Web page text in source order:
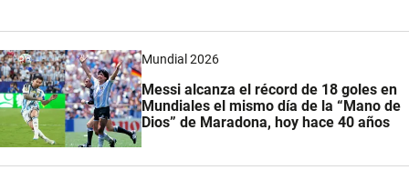
Mundial 2026
Messi alcanza el récord de 18 goles en
Mundiales el mismo día de la “Mano de
Dios” de Maradona, hoy hace 40 años